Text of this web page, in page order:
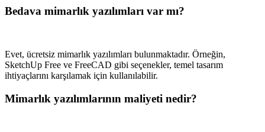
Bedava mimarlık yazılımları var mı?
Evet, ücretsiz mimarlık yazılımları bulunmaktadır. Örneğin,
SketchUp Free ve FreeCAD gibi seçenekler, temel tasarım
ihtiyaçlarını karşılamak için kullanılabilir.
Mimarlık yazılımlarının maliyeti nedir?